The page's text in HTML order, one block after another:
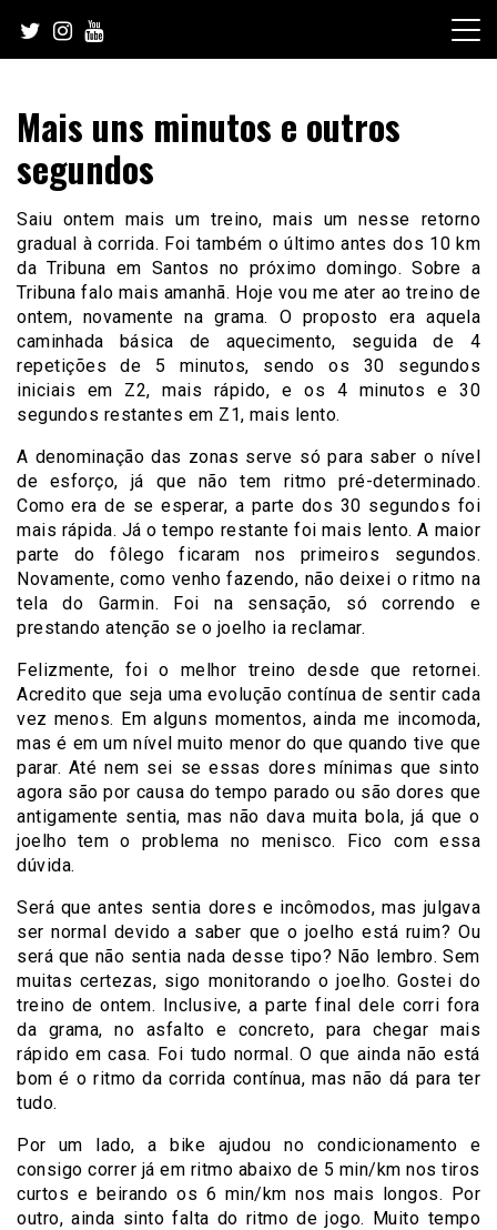
content
Mais uns minutos e outros
segundos
Saiu ontem mais um treino, mais um nesse retorno
gradual à corrida. Foi também o último antes dos 10 km
da Tribuna em Santos no próximo domingo. Sobre a
Tribuna falo mais amanhã. Hoje vou me ater ao treino de
ontem, novamente na grama. O proposto era aquela
caminhada básica de aquecimento, seguida de 4
repetições de 5 minutos, sendo os 30 segundos
iniciais em Z2, mais rápido, e os 4 minutos e 30
segundos restantes em Z1, mais lento.
A denominação das zonas serve só para saber o nível
de esforço, já que não tem ritmo pré-determinado.
Como era de se esperar, a parte dos 30 segundos foi
mais rápida. Já o tempo restante foi mais lento. A maior
parte do fôlego ficaram nos primeiros segundos.
Novamente, como venho fazendo, não deixei o ritmo na
tela do Garmin. Foi na sensação, só correndo e
prestando atenção se o joelho ia reclamar.
Felizmente, foi o melhor treino desde que retornei.
Acredito que seja uma evolução contínua de sentir cada
vez menos. Em alguns momentos, ainda me incomoda,
mas é em um nível muito menor do que quando tive que
parar. Até nem sei se essas dores mínimas que sinto
agora são por causa do tempo parado ou são dores que
antigamente sentia, mas não dava muita bola, já que o
joelho tem o problema no menisco. Fico com essa
dúvida.
Será que antes sentia dores e incômodos, mas julgava
ser normal devido a saber que o joelho está ruim? Ou
será que não sentia nada desse tipo? Não lembro. Sem
muitas certezas, sigo monitorando o joelho. Gostei do
treino de ontem. Inclusive, a parte final dele corri fora
da grama, no asfalto e concreto, para chegar mais
rápido em casa. Foi tudo normal. O que ainda não está
bom é o ritmo da corrida contínua, mas não dá para ter
tudo.
Por um lado, a bike ajudou no condicionamento e
consigo correr já em ritmo abaixo de 5 min/km nos tiros
curtos e beirando os 6 min/km nos mais longos. Por
outro, ainda sinto falta do ritmo de jogo. Muito tempo